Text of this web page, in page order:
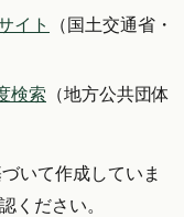
イト
（国土交通省・
検索 （地方公共団体
いて作成していま
ください。